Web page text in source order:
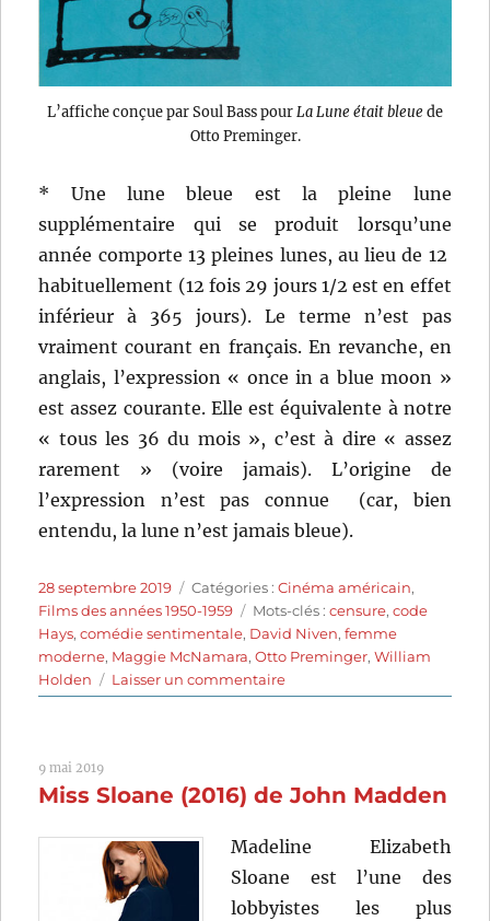
L’affiche conçue par Soul Bass pour La Lune était bleuede
Otto Preminger.
* Une lune bleue est la pleine lune
supplémentaire qui se produit lorsqu’une
année comporte 13 pleines lunes, au lieu de 12
habituellement (12 fois 29 jours 1/2 est en effet
inférieur à 365 jours). Le terme n’est pas
vraiment courant en français. En revanche, en
anglais, l’expression « once in a blue moon »
est assez courante. Elle est équivalente à notre
« tous les 36 du mois », c’est à dire « assez
rarement » (voire jamais). L’origine de
l’expression n’est pas connue (car, bien
entendu, la lune n’est jamais bleue).
Publié
le
28 septembre 2019 Catégories
Catégories :Cinéma américain,
Films des années 1950-1959
Étiquettes
Mots-clés :censure,code
Hays,comédie sentimentale, David Niven,femme
moderne, Maggie McNamara,Otto Preminger,William
Holden
Laisser un commentairesur
La
(1953)
Otto
9 mai 2019
Miss Sloane (2016) de John Madden
Madeline Elizabeth
Sloane est l’une des
lobbyistes les plus